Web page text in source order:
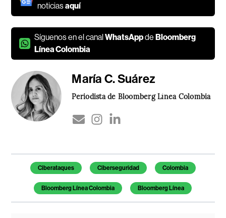
noticiasaquí
Síguenos en el canalWhatsAppde Bloomberg
Línea Colombia
María C. Suárez
Periodista de Bloomberg Línea Colombia
Temas de este artículo
Ciberataques Ciberseguridad Colombia
Bloomberg Línea Colombia Bloomberg Línea